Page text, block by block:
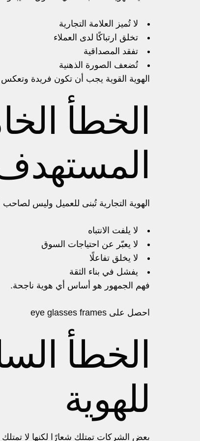
لا تُميز العلامة التجارية
تخلق ارتباكًا لدى العملاء
تفقد المصداقية
تُضعف الصورة الذهنية
الهوية القوية يجب أن تكون فريدة
الخطأ
الهوية التجارية تُبنى للعميل وليس
لا يلفت الانتباه
لا يعبّر عن احتياجات السوق
لا يخلق تفاعلًا
يفشل في بناء الثقة
فهم الجمهور هو أساس أي هوية ناجحة.
احصل على eye glasses frames
الخطأ
للهوية
بعض الشركات تمتلك شعارًا لكنها لا